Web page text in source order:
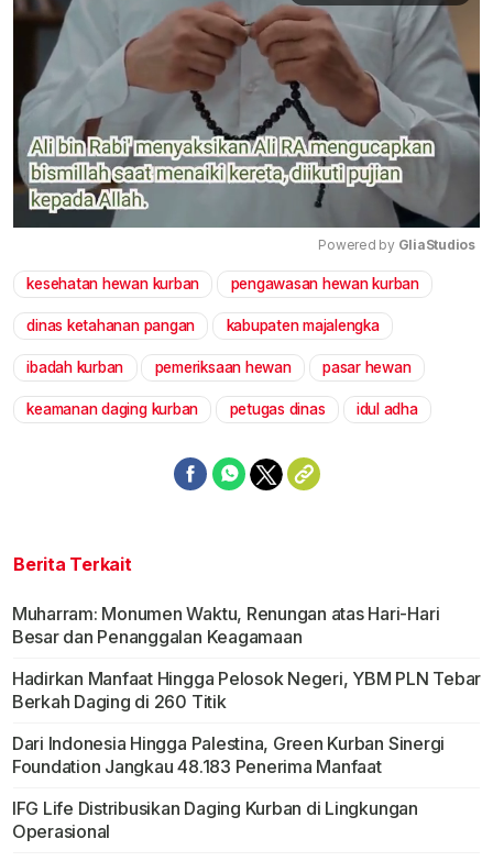
Mute
Powered by GliaStudios
kesehatan hewan kurban pengawasan hewan kurban
dinas ketahanan pangan kabupaten majalengka
ibadah kurban pemeriksaan hewan pasar hewan
keamanan daging kurban petugas dinas idul adha
Berita Terkait
Muharram: Monumen Waktu, Renungan atas Hari-Hari
Besar dan Penanggalan Keagamaan
Hadirkan Manfaat Hingga Pelosok Negeri, YBM PLN Tebar
Berkah Daging di 260 Titik
Dari Indonesia Hingga Palestina, Green Kurban Sinergi
Foundation Jangkau 48.183 Penerima Manfaat
IFG Life Distribusikan Daging Kurban di Lingkungan
Operasional